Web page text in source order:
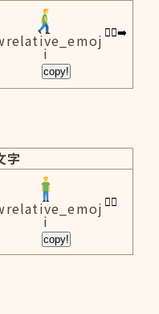
i
copy!
字
i
copy!